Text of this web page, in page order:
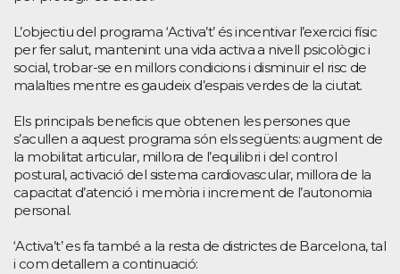
L’objectiu del programa ‘Activa’t’ és incentivar l’exercici físic
per fer salut, mantenint una vida activa a nivell psicològic i
social, trobar-se en millors condicions i disminuir el risc de
malalties mentre es gaudeix d’espais verdes de la ciutat.
Els principals beneficis que obtenen les persones que
s’acullen a aquest programa són els següents: augment de
la mobilitat articular, millora de l’equilibri i del control
postural, activació del sistema cardiovascular, millora de la
capacitat d’atenció i memòria i increment de l’autonomia
personal.
‘Activa’t’ es fa també a la resta de districtes de Barcelona, tal
i com detallem a continuació: